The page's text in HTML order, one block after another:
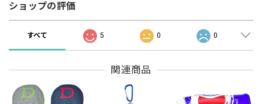
ショップの評価
すべて 5 0 0
関連商品